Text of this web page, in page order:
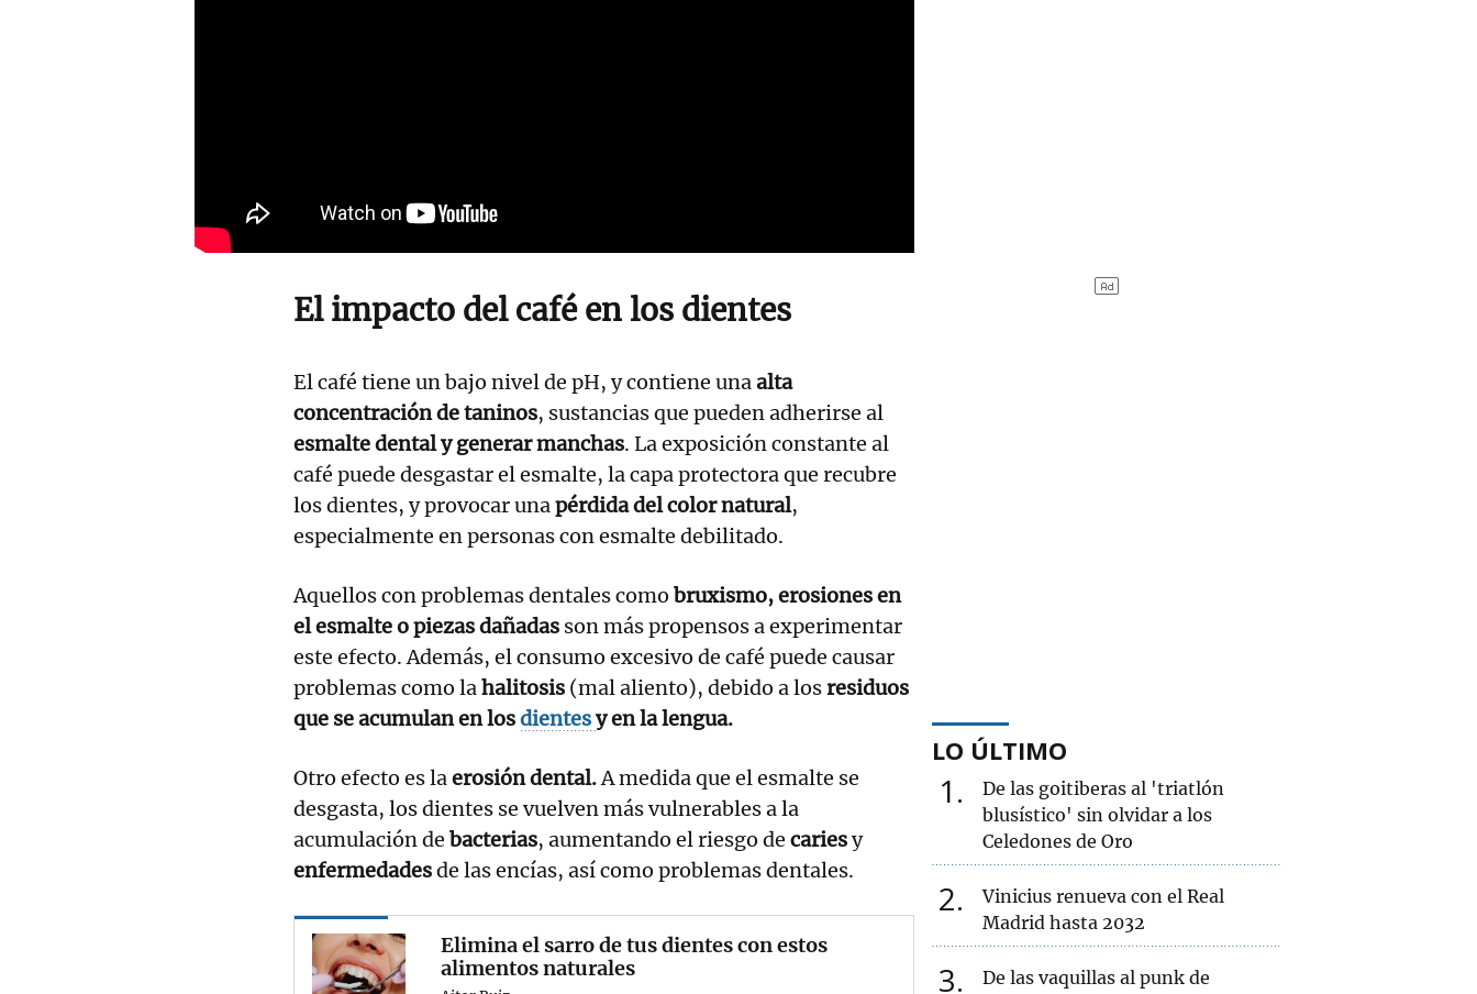
El impacto del café en los dientes
El café tiene un bajo nivel de pH, y contiene unaalta
concentración de taninos, sustancias que pueden adherirse al
esmalte dental y generar manchas. La exposición constante al
café puede desgastar el esmalte, la capa protectora que recubre
los dientes, y provocar unapérdida del color natural,
especialmente en personas con esmalte debilitado.
Aquellos con problemas dentales como bruxismo, erosiones en
el esmalte o piezas dañadas son más propensos a experimentar
este efecto. Además, el consumo excesivo de café puede causar
problemas como lahalitosis (mal aliento), debido a losresiduos
que se acumulan en losdientesy en la lengua.
Otro efecto es laerosión dental.A medida que el esmalte se
desgasta, los dientes se vuelven más vulnerables a la
acumulación de bacterias, aumentando el riesgo de cariesy
enfermedadesde las encías, así como problemas dentales.
Elimina el sarro de tus dientes con estos
alimentos naturales
LO ÚLTIMO
1
De las goitiberas al 'triatlón
blusístico' sin olvidar a los
Celedones de Oro
2
Vinicius renueva con el Real
Madrid hasta 2032
3
De las vaquillas al punk de